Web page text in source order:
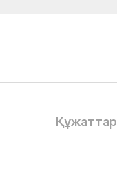
Құжаттар